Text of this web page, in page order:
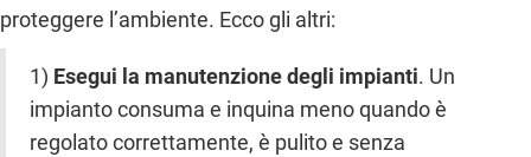
proteggere l’ambiente. Ecco gli altri:
1) Esegui la manutenzione degli impianti. Un
impianto consuma e inquina meno quando è
regolato correttamente, è pulito e senza